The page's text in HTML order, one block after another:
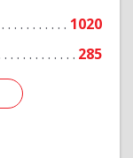
1020
285